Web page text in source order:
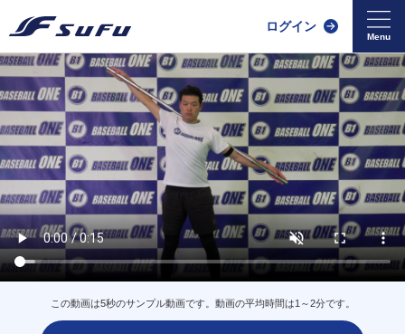
ログイン
この動画は5秒のサンプル動画です。動画の平均時間は1～2分です。